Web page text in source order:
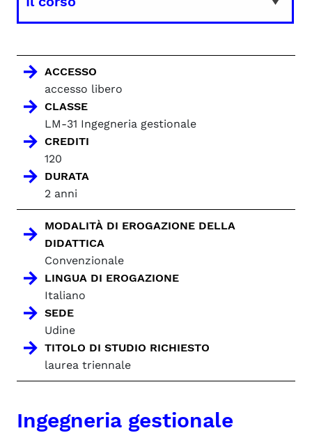
ACCESSO
accesso libero
CLASSE
LM-31 Ingegneria gestionale
CREDITI
120
DURATA
2 anni
MODALITÀ DI EROGAZIONE DELLA
DIDATTICA
Convenzionale
LINGUA DI EROGAZIONE
Italiano
SEDE
Udine
TITOLO DI STUDIO RICHIESTO
laurea triennale
Ingegneria gestionale